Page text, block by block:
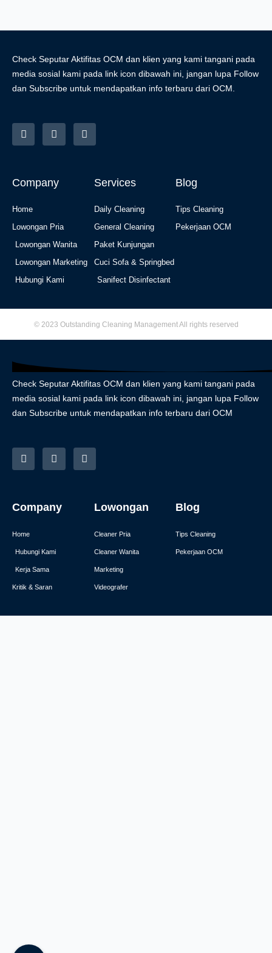
Check Seputar Aktifitas OCM dan klien yang kami tangani pada
media sosial kami pada link icon dibawah ini, jangan lupa Follow
dan Subscribe untuk mendapatkan info terbaru dari OCM.
I
n
s
g
r
m
F
a
c
o
o
Y
o
u
Company
Home
Lowongan Pria
Lowongan Wanita
Lowongan Marketing
Hubungi Kami
Services
Daily Cleaning
General Cleaning
Paket Kunjungan
Cuci Sofa & Springbed
Sanifect Disinfectant
Blog
Tips Cleaning
Pekerjaan OCM
© 2023 Outstanding Cleaning Management All rights reserved
Check Seputar Aktifitas OCM dan klien yang kami tangani pada
media sosial kami pada link icon dibawah ini, jangan lupa Follow
dan Subscribe untuk mendapatkan info terbaru dari OCM
I
n
s
g
r
m
F
a
c
o
o
Y
o
u
Company
Home
Hubungi Kami
Kerja Sama
Kritik & Saran
Lowongan
Cleaner Pria
Cleaner Wanita
Marketing
Videografer
Blog
Tips Cleaning
Pekerjaan OCM